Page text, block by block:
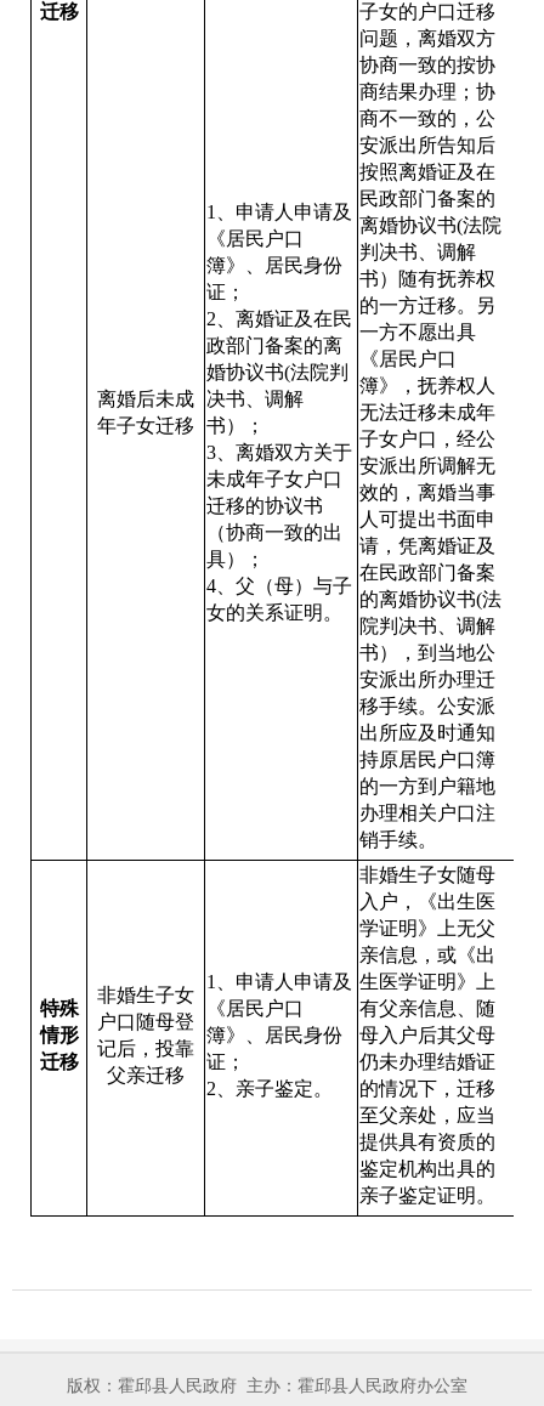
迁移
离婚后未成
年子女迁移
1、申请人申请及
《居民户口
簿》、居民身份
证；
2、离婚证及在民
政部门备案的离
婚协议书(法院判
决书、调解
书）；
3、离婚双方关于
未成年子女户口
迁移的协议书
（协商一致的出
具）；
4、父（母）与子
女的关系证明。
子女的户口迁移
问题，离婚双方
协商一致的按协
商结果办理；协
商不一致的，公
安派出所告知后
按照离婚证及在
民政部门备案的
离婚协议书(法院
判决书、调解
书）随有抚养权
的一方迁移。另
一方不愿出具
《居民户口
簿》，抚养权人
无法迁移未成年
子女户口，经公
安派出所调解无
效的，离婚当事
人可提出书面申
请，凭离婚证及
在民政部门备案
的离婚协议书(法
院判决书、调解
书），到当地公
安派出所办理迁
移手续。公安派
出所应及时通知
持原居民户口簿
的一方到户籍地
办理相关户口注
销手续。
特殊
情形
迁移
非婚生子女
户口随母登
记后，投靠
父亲迁移
1、申请人申请及
《居民户口
簿》、居民身份
证；
2、亲子鉴定。
非婚生子女随母
入户，《出生医
学证明》上无父
亲信息，或《出
生医学证明》上
有父亲信息、随
母入户后其父母
仍未办理结婚证
的情况下，迁移
至父亲处，应当
提供具有资质的
鉴定机构出具的
亲子鉴定证明。
版权：霍邱县人民政府 主办：霍邱县人民政府办公室